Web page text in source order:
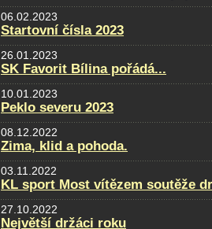
06.02.2023
Startovní čísla 2023
26.01.2023
SK Favorit Bílina pořádá...
10.01.2023
Peklo severu 2023
08.12.2022
Zima, klid a pohoda.
03.11.2022
KL sport Most vítězem soutěže
27.10.2022
Největší držáci roku